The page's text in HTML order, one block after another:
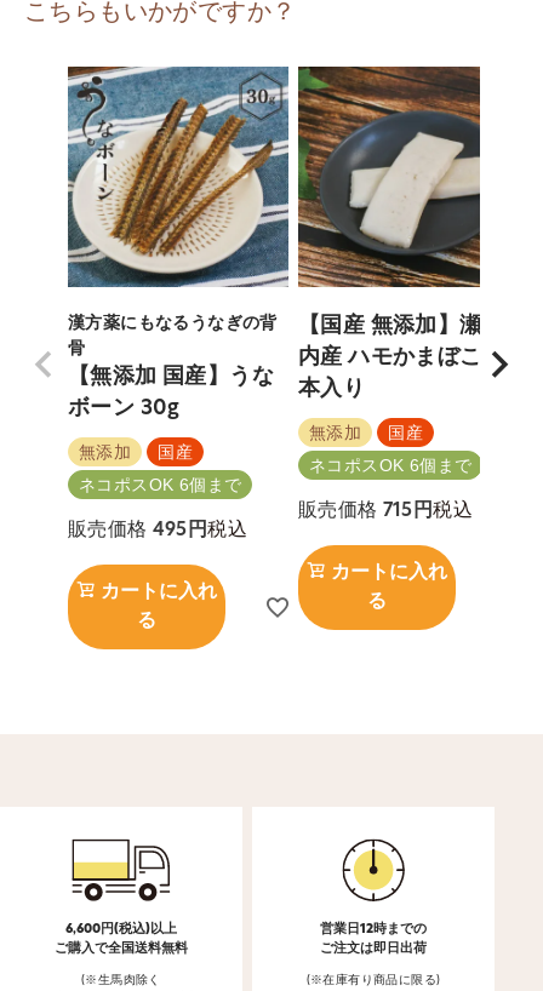
こちらもいかがですか？
漢方薬にもなるうなぎの背
骨
【無添加 国産】うな
ボーン 30g
無添加
国産
ネコポスOK 6個まで
販売価格 495 税込
カートに入れ
る
【国産 無添加】瀬戸
内産 ハモかまぼこ 2
本入り
無添加
国産
ネコポスOK 6個まで
販売価格 715 税込
カートに入れ
る
6,600円(税込)以上
ご購入で全国送料無料
(※生馬肉除く
営業日12時までの
ご注文は即日出荷
(※在庫有り商品に限る)